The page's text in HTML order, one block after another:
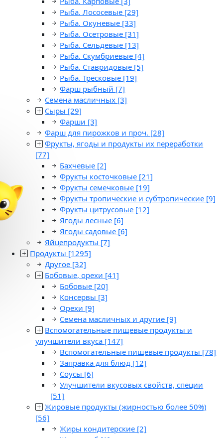
Рыба. Лососевые [29]
Рыба. Окуневые [33]
Рыба. Осетровые [31]
Рыба. Сельдевые [13]
Рыба. Скумбриевые [4]
Рыба. Ставридовые [5]
Рыба. Тресковые [19]
Фарш рыбный [7]
Семена масличных [3]
Сыры [29]
Фарши [3]
Фарш для пирожков и проч. [28]
Фрукты, ягоды и продукты их переработки
[77]
Бахчевые [2]
Фрукты косточковые [21]
Фрукты семечковые [19]
Фрукты тропические и субтропические [9]
Фрукты цитрусовые [12]
Ягоды лесные [6]
Ягоды садовые [6]
Яйцепродукты [7]
Продукты [1295]
Другое [32]
Бобовые, орехи [41]
Бобовые [20]
Консервы [3]
Орехи [9]
Семена масличных и другие [9]
Вспомогательные пищевые продукты и
улучшители вкуса [147]
Вспомогательные пищевые продукты [78]
Заправка для блюд [12]
Соусы [6]
Улучшители вкусовых свойств, специи
[51]
Жировые продукты (жирностью более 50%)
[56]
Жиры кондитерские [2]